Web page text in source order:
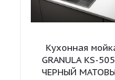
Кухонная
GRANULA KS-
ЧЕРНЫЙ